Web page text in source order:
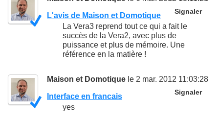
Signaler
L'avis de Maison et Domotique
La Vera3 reprend tout ce qui a fait le
succès de la Vera2, avec plus de
puissance et plus de mémoire. Une
référence en la matière !
Maison et Domotique le 2 mar. 2012 11:03:28
Signaler
Interface en francais
yes